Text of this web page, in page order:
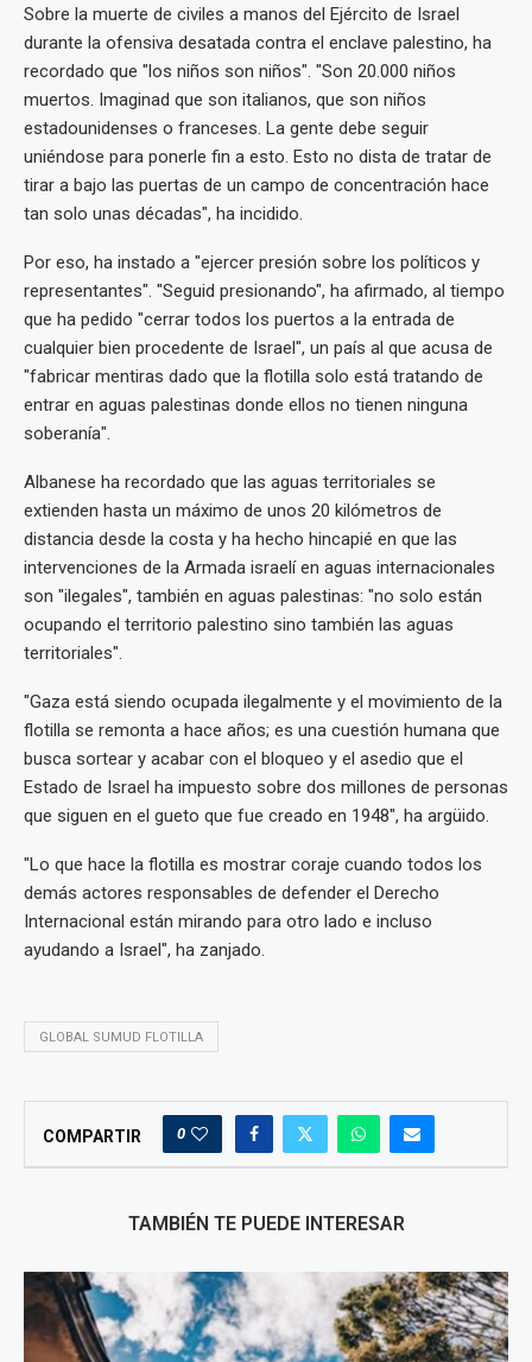
Sobre la muerte de civiles a manos del Ejército de Israel
durante la ofensiva desatada contra el enclave palestino, ha
recordado que "los niños son niños". "Son 20.000 niños
muertos. Imaginad que son italianos, que son niños
estadounidenses o franceses. La gente debe seguir
uniéndose para ponerle fin a esto. Esto no dista de tratar de
tirar a bajo las puertas de un campo de concentración hace
tan solo unas décadas", ha incidido.
Por eso, ha instado a "ejercer presión sobre los políticos y
representantes". "Seguid presionando", ha afirmado, al tiempo
que ha pedido "cerrar todos los puertos a la entrada de
cualquier bien procedente de Israel", un país al que acusa de
"fabricar mentiras dado que la flotilla solo está tratando de
entrar en aguas palestinas donde ellos no tienen ninguna
soberanía".
Albanese ha recordado que las aguas territoriales se
extienden hasta un máximo de unos 20 kilómetros de
distancia desde la costa y ha hecho hincapié en que las
intervenciones de la Armada israelí en aguas internacionales
son "ilegales", también en aguas palestinas: "no solo están
ocupando el territorio palestino sino también las aguas
territoriales".
"Gaza está siendo ocupada ilegalmente y el movimiento de la
flotilla se remonta a hace años; es una cuestión humana que
busca sortear y acabar con el bloqueo y el asedio que el
Estado de Israel ha impuesto sobre dos millones de personas
que siguen en el gueto que fue creado en 1948", ha argüido.
"Lo que hace la flotilla es mostrar coraje cuando todos los
demás actores responsables de defender el Derecho
Internacional están mirando para otro lado e incluso
ayudando a Israel", ha zanjado.
GLOBAL SUMUD FLOTILLA
COMPARTIR 0
TAMBIÉN TE PUEDE INTERESAR